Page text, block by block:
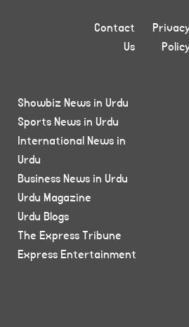
Contact
Us
Showbiz News in Urdu
Sports News in Urdu
International News in
Urdu
Business News in Urdu
Urdu Magazine
Urdu Blogs
The Express Tribune
Express Entertainment